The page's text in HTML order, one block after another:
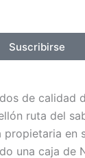
Suscribirse